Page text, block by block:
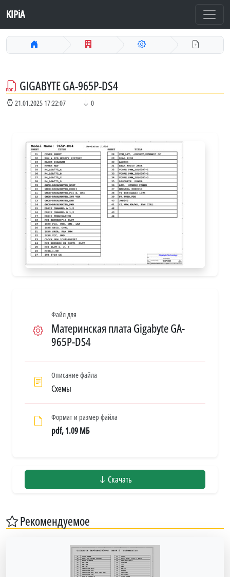
KIPiA
GIGABYTE GA-965P-DS4
21.01.2025 17:22:07 0
Файл для
Материнская плата Gigabyte GA-
965P-DS4
Описание файла
Схемы
Формат и размер файла
pdf, 1.09 МБ
Скачать
Рекомендуемое